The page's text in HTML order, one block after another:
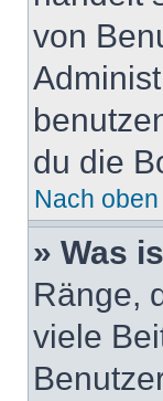
von
du die
Nach oben
» Was
Ränge,
viele